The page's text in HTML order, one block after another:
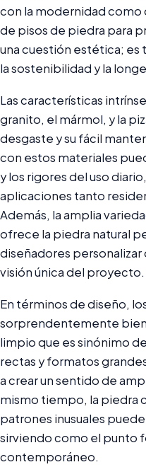
con la modernidad como
de pisos de piedra para
una cuestión estética;
la sostenibilidad y la
Las características
granito, el mármol, y la
desgaste y su fácil
con estos materiales
y los rigores del uso
aplicaciones tanto
Además, la amplia
ofrece la piedra natural
diseñadores personalizar
visión única del proyecto.
En términos de diseño,
sorprendentemente bien
limpio que es sinónimo
rectas y formatos
a crear un sentido de
mismo tiempo, la piedra
patrones inusuales
sirviendo como el punto
contemporáneo.